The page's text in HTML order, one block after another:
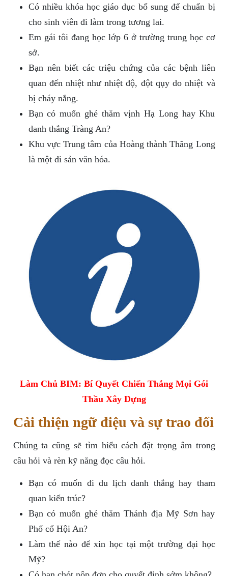
Có nhiều khóa học giáo dục bổ sung để chuẩn bị
cho sinh viên đi làm trong tương lai.
Em gái tôi đang học lớp 6 ở trường trung học cơ
sở.
Bạn nên biết các triệu chứng của các bệnh liên
quan đến nhiệt như nhiệt độ, đột qụy do nhiệt và
bị cháy nắng.
Bạn có muốn ghé thăm vịnh Hạ Long hay Khu
danh thắng Tràng An?
Khu vực Trung tâm của Hoàng thành Thăng Long
là một di sản văn hóa.
Làm Chủ BIM: Bí Quyết Chiến Thắng Mọi Gói
Thầu Xây Dựng
Cải thiện ngữ điệu và sự trao đổi
Chúng ta cũng sẽ tìm hiểu cách đặt trọng âm trong
câu hỏi và rèn kỹ năng đọc câu hỏi.
Bạn có muốn đi du lịch danh thắng hay tham
quan kiến trúc?
Bạn có muốn ghé thăm Thánh địa Mỹ Sơn hay
Phố cổ Hội An?
Làm thế nào để xin học tại một trường đại học
Mỹ?